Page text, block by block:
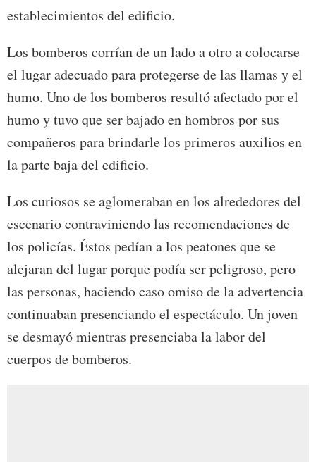
establecimientos del edificio.
Los bomberos corrían de un lado a otro a colocarse
el lugar adecuado para protegerse de las llamas y el
humo. Uno de los bomberos resultó afectado por el
humo y tuvo que ser bajado en hombros por sus
compañeros para brindarle los primeros auxilios en
la parte baja del edificio.
Los curiosos se aglomeraban en los alrededores del
escenario contraviniendo las recomendaciones de
los policías. Éstos pedían a los peatones que se
alejaran del lugar porque podía ser peligroso, pero
las personas, haciendo caso omiso de la advertencia
continuaban presenciando el espectáculo. Un joven
se desmayó mientras presenciaba la labor del
cuerpos de bomberos.